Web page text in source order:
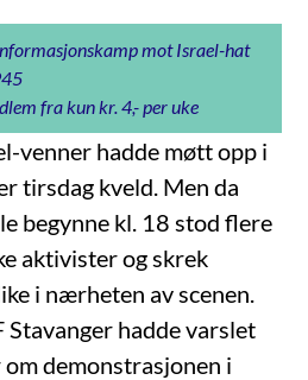
mot Israel-hat
fra kun kr. 4,- per uke
venner hadde møtt opp i
tirsdag kveld. Men da
begynne kl. 18 stod flere
aktivister og skrek
i nærheten av scenen.
hadde varslet
demonstrasjonen i